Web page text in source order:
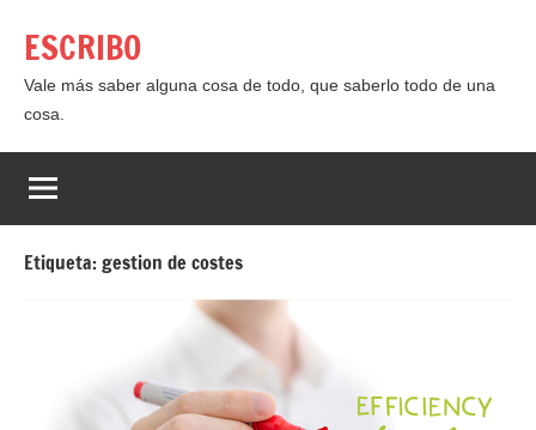
contenido
ESCRIBO
Vale más saber alguna cosa de todo, que saberlo todo de una
cosa.
Etiqueta:gestion de costes